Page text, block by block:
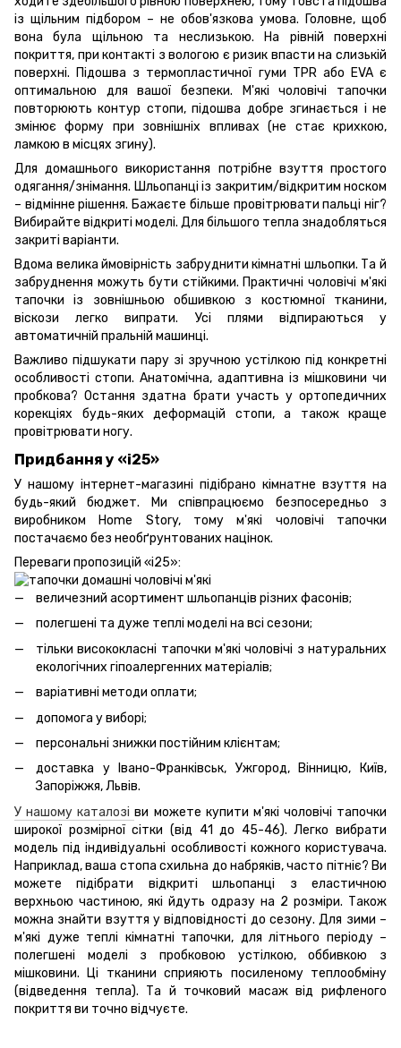
із щільним підбором – не обов'язкова умова. Головне, щоб
вона була щільною та неслизькою. На рівній поверхні
покриття, при контакті з вологою є ризик впасти на слизькій
поверхні. Підошва з термопластичної гуми TPR або EVA є
оптимальною для вашої безпеки. М'які чоловічі тапочки
повторюють контур стопи, підошва добре згинається і не
змінює форму при зовнішніх впливах (не стає крихкою,
ламкою в місцях згину).
Для домашнього використання потрібне взуття простого
одягання/знімання. Шльопанці із закритим/відкритим носком
– відмінне рішення. Бажаєте більше провітрювати пальці ніг?
Вибирайте відкриті моделі. Для більшого тепла знадобляться
закриті варіанти.
Вдома велика ймовірність забруднити кімнатні шльопки. Та й
забруднення можуть бути стійкими. Практичні чоловічі м'які
тапочки із зовнішньою обшивкою з костюмної тканини,
віскози легко випрати. Усі плями відпираються у
автоматичній пральній машинці.
Важливо підшукати пару зі зручною устілкою під конкретні
особливості стопи. Анатомічна, адаптивна із мішковини чи
пробкова? Остання здатна брати участь у ортопедичних
корекціях будь-яких деформацій стопи, а також краще
провітрювати ногу.
Придбання у «i25»
У нашому інтернет-магазині підібрано кімнатне взуття на
будь-який бюджет. Ми співпрацюємо безпосередньо з
виробником Home Story, тому м'які чоловічі тапочки
постачаємо без необґрунтованих націнок.
Переваги пропозицій «i25»:
величезний асортимент шльопанців різних фасонів;
полегшені та дуже теплі моделі на всі сезони;
тільки висококласні тапочки м'які чоловічі з натуральних
екологічних гіпоалергенних матеріалів;
варіативні методи оплати;
допомога у виборі;
персональні знижки постійним клієнтам;
доставка у Івано-Франківськ, Ужгород, Вінницю, Київ,
Запоріжжя, Львів.
У нашому каталозіви можете купити м'які чоловічі тапочки
широкої розмірної сітки (від 41 до 45-46). Легко вибрати
модель під індивідуальні особливості кожного користувача.
Наприклад, ваша стопа схильна до набряків, часто пітніє? Ви
можете підібрати відкриті шльопанці з еластичною
верхньою частиною, які йдуть одразу на 2 розміри. Також
можна знайти взуття у відповідності до сезону. Для зими –
м'які дуже теплі кімнатні тапочки, для літнього періоду –
полегшені моделі з пробковою устілкою, оббивкою з
мішковини. Ці тканини сприяють посиленому теплообміну
(відведення тепла). Та й точковий масаж від рифленого
покриття ви точно відчуєте.